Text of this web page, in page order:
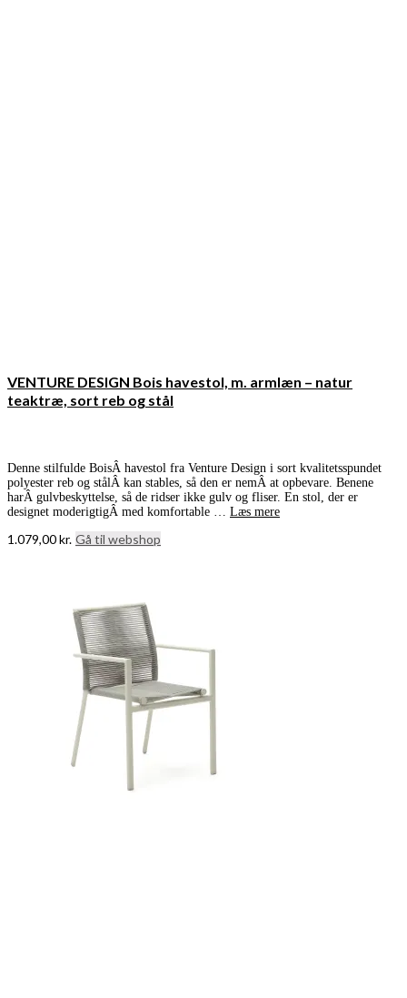
VENTURE DESIGN Bois havestol, m. armlæn – natur
teaktræ, sort reb og stål
Denne stilfulde BoisÂ havestol fra Venture Design i sort kvalitetsspundet
polyester reb og stålÂ kan stables, så den er nemÂ at opbevare. Benene
harÂ gulvbeskyttelse, så de ridser ikke gulv og fliser. En stol, der er
designet moderigtigÂ med komfortable … Læs mere
1.079,00kr. Gå til webshop